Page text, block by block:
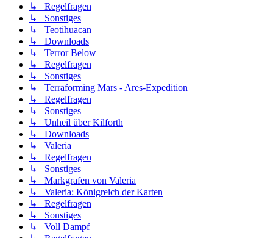
↳ Regelfragen
↳ Sonstiges
↳ Teotihuacan
↳ Downloads
↳ Terror Below
↳ Regelfragen
↳ Sonstiges
↳ Terraforming Mars - Ares-Expedition
↳ Regelfragen
↳ Sonstiges
↳ Unheil über Kilforth
↳ Downloads
↳ Valeria
↳ Regelfragen
↳ Sonstiges
↳ Markgrafen von Valeria
↳ Valeria: Königreich der Karten
↳ Regelfragen
↳ Sonstiges
↳ Voll Dampf